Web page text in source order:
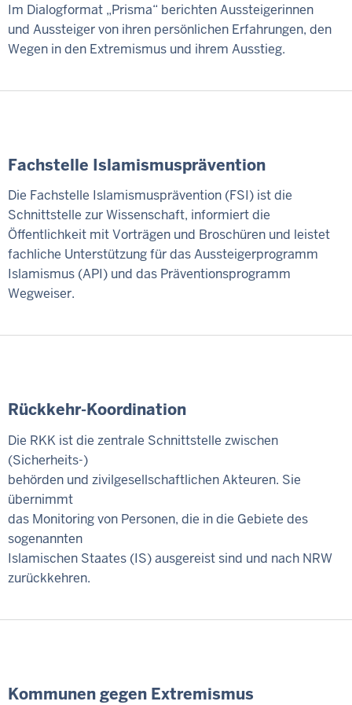
Im Dialogformat „Prisma“ berichten Aussteigerinnen
und Aussteiger von ihren persönlichen Erfahrungen, den
Wegen in den Extremismus und ihrem Ausstieg.
Fachstelle Islamismusprävention
Die Fachstelle Islamismusprävention (FSI) ist die
Schnittstelle zur Wissenschaft, informiert die
Öffentlichkeit mit Vorträgen und Broschüren und leistet
fachliche Unterstützung für das Aussteigerprogramm
Islamismus (API) und das Präventionsprogramm
Wegweiser.
Rückkehr-Koordination
Die RKK ist die zentrale Schnittstelle zwischen
(Sicherheits-)
behörden und zivilgesellschaftlichen Akteuren. Sie
übernimmt
das Monitoring von Personen, die in die Gebiete des
sogenannten
Islamischen Staates (IS) ausgereist sind und nach NRW
zurückkehren.
Kommunen gegen Extremismus